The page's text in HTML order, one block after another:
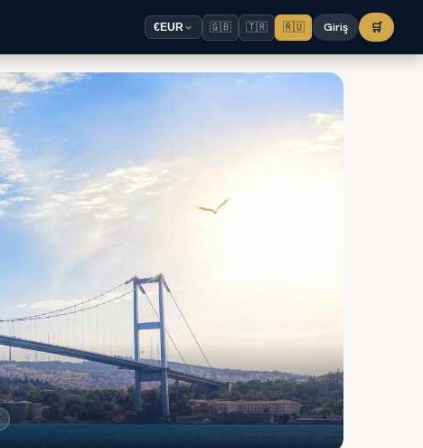
€EUR 🇬🇧 🇹🇷 🇷🇺 Giriş 🛒